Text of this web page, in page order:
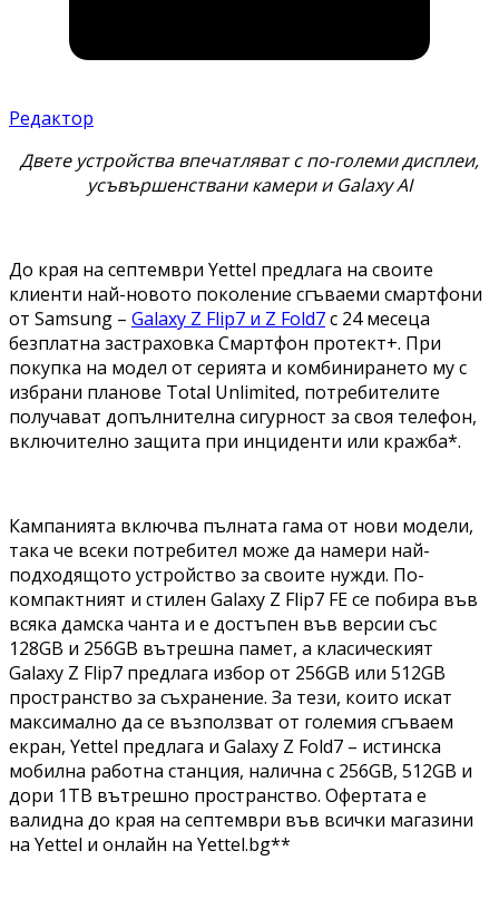
Редактор
Двете устройства впечатляват с по-големи дисплеи,
усъвършенствани камери и Galaxy AI
До края на септември Yettel предлага на своите
клиенти най-новото поколение сгъваеми смартфони
от Samsung – Galaxy Z Flip7 и Z Fold7с 24 месеца
безплатна застраховка Смартфон протект+. При
покупка на модел от серията и комбинирането му с
избрани планове Total Unlimited, потребителите
получават допълнителна сигурност за своя телефон,
включително защита при инциденти или кражба*.
Кампанията включва пълната гама от нови модели,
така че всеки потребител може да намери най-
подходящото устройство за своите нужди. По-
компактният и стилен Galaxy Z Flip7 FE се побира във
всяка дамска чанта и е достъпен във версии със
128GB и 256GB вътрешна памет, а класическият
Galaxy Z Flip7 предлага избор от 256GB или 512GB
пространство за съхранение. За тези, които искат
максимално да се възползват от големия сгъваем
екран, Yettel предлага и Galaxy Z Fold7 – истинска
мобилна работна станция, налична с 256GB, 512GB и
дори 1TB вътрешно пространство. Офертата е
валидна до края на септември във всички магазини
на Yettel и онлайн на Yettel.bg**